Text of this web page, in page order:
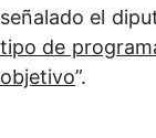
señalado el
tipo de
objetivo”.